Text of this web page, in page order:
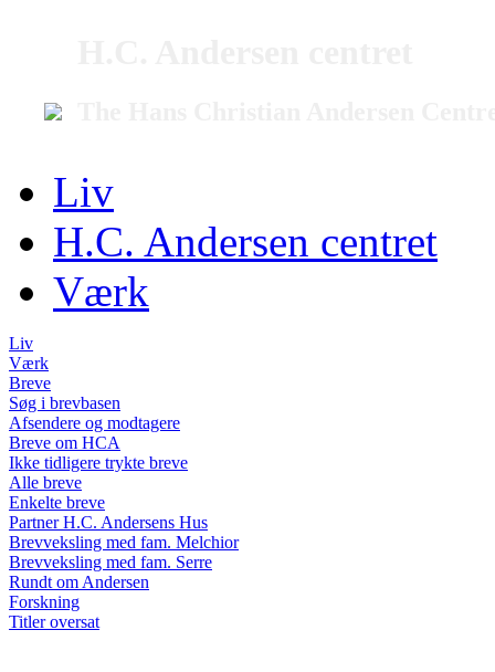
Liv
H.C. Andersen centret
Værk
Liv
Værk
Breve
Søg i brevbasen
Afsendere og modtagere
Breve om HCA
Ikke tidligere trykte breve
Alle breve
Enkelte breve
Partner H.C. Andersens Hus
Brevveksling med fam. Melchior
Brevveksling med fam. Serre
Rundt om Andersen
Forskning
Titler oversat